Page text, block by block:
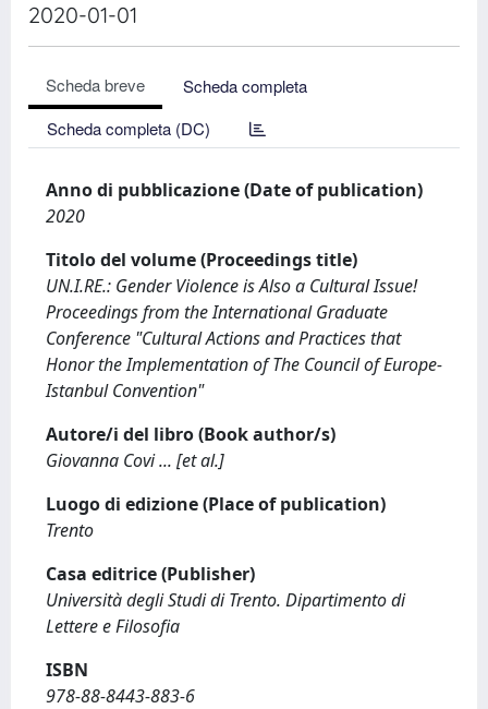
2020-01-01
Scheda breve
Scheda completa
Scheda completa (DC)
Anno di pubblicazione (Date of publication)
2020
Titolo del volume (Proceedings title)
UN.I.RE.: Gender Violence is Also a Cultural Issue!
Proceedings from the International Graduate
Conference "Cultural Actions and Practices that
Honor the Implementation of The Council of Europe-
Istanbul Convention"
Autore/i del libro (Book author/s)
Giovanna Covi ... [et al.]
Luogo di edizione (Place of publication)
Trento
Casa editrice (Publisher)
Università degli Studi di Trento. Dipartimento di
Lettere e Filosofia
ISBN
978-88-8443-883-6